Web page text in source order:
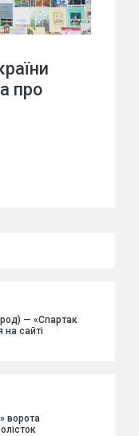
про
— «Спартак
на сайті
ворота